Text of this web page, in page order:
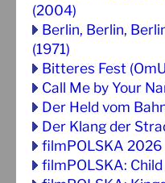
(2004)
Berlin, Berlin,
(1971)
Bitteres Fest
Call Me by Your
Der Held vom
Der Klang der
filmPOLSKA 2026
filmPOLSKA: